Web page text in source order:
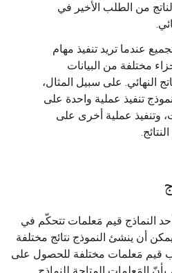
من الطلب الأخير في
عندما تريد تنفيذ مهام
مختلفة من البيانات
النهائي. على سبيل المثال،
تنفيذ عملية واحدة على
وتنفيذ عملية أخرى على
النماذج قيم مَعلمات تتحكّم في
أن ينشئ النموذج نتائج مختلفة
قيم مَعلمات مختلفة للحصول على